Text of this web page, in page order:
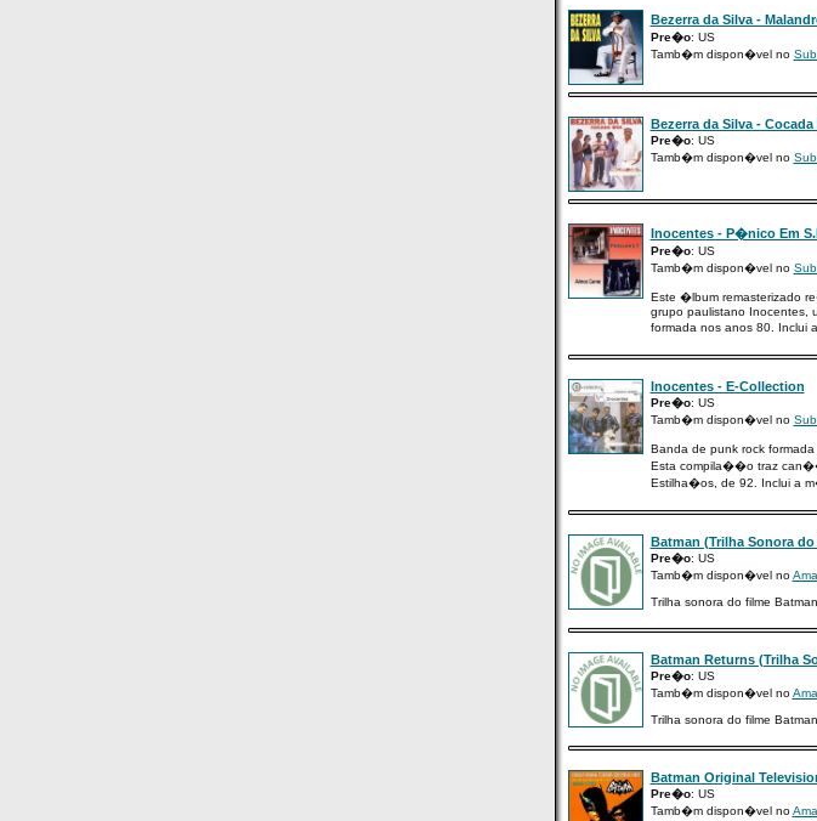
Bezerra da Silva -
Pre�o: US
Tamb�m dispon�vel no
Bezerra da Silva - Cocada
Pre�o: US
Tamb�m dispon�vel no
Inocentes - P�nico Em
Pre�o: US
Tamb�m dispon�vel no
Este �lbum remasterizado
grupo paulistano Inocentes,
formada nos anos 80. Inclui
Inocentes - E-Collection
Pre�o: US
Tamb�m dispon�vel no
Banda de punk rock
Esta compila��o traz
Estilha�os, de 92. Inclui a
Batman (Trilha Sonora do
Pre�o: US
Tamb�m dispon�vel no
Trilha sonora do filme
Batman Returns (Trilha
Pre�o: US
Tamb�m dispon�vel no
Trilha sonora do filme
Batman Original
Pre�o: US
Tamb�m dispon�vel no